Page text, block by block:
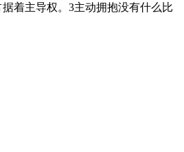
着主导权。3主动拥抱没有什么比